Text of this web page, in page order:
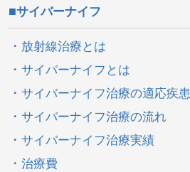
サイバーナイフ
放射線治療とは
サイバーナイフとは
サイバーナイフ治療の適応疾患
サイバーナイフ治療の流れ
サイバーナイフ治療実績
治療費